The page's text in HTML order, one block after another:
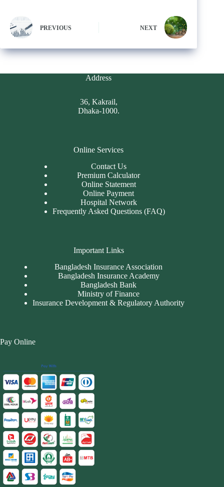
PREVIOUS NEXT
Address
36, Kakrail,
Dhaka-1000.
Online Services
Contact Us
Premium Calculator
Online Statement
Online Payment
Hospital Network
Frequently Asked Questions (FAQ)
Important Links
Bangladesh Insurance Association
Bangladesh Insurance Academy
Bangladesh Bank
Ministry of Finance
Insurance Development & Regulatory Authority
Pay Online